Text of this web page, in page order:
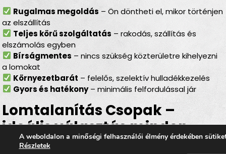
Rugalmas megoldás – Ön döntheti el, mikor történjen
az elszállítás
Teljes körű szolgáltatás – rakodás, szállítás és
elszámolás egyben
Bírságmentes – nincs szükség közterületre kihelyezni
a lomokat
Környezetbarát – felelős, szelektív hulladékkezelés
Gyors és hatékony– minimális felfordulással jár
Lomtalanítás Csopak –
ideális választás minden
helyzetben
A weboldalon a minőségi felhasználói élmény érdekében
Részletek